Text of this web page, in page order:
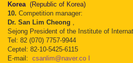
Korea (Republic of Korea)
10. Competition manager:
Dr. San Lim Cheong ,
Sejong President of the Institute of
Tel: 82 (070) 7757-9944
Ceptel: 82-10-5425-6115
E-mail: csanlim@naver.co I